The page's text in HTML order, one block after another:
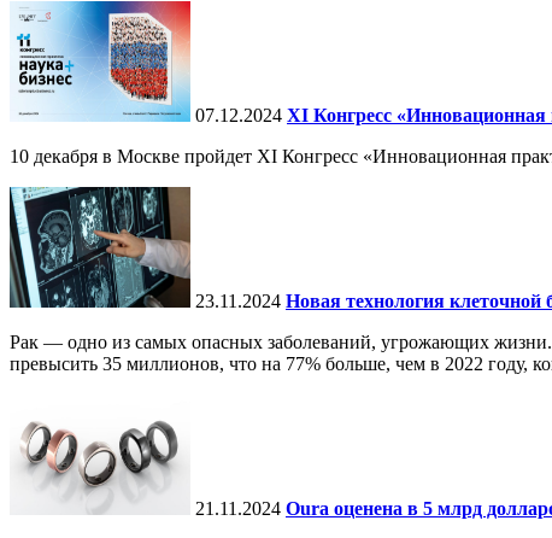
07.12.2024 ХI Конгресс «Инновационная
10 декабря в Москве пройдет XI Конгресс «Инновационная
23.11.2024 Новая технология клеточной
Рак — одно из самых опасных заболеваний, угрожающих жизни.
превысить 35 миллионов, что на 77% больше, чем в 2022 году,
21.11.2024 Oura оценена в 5 млрд